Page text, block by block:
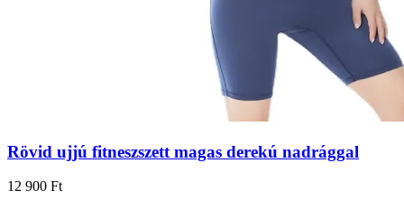
Rövid ujjú fitneszszett magas derekú nadrággal
12 900 Ft